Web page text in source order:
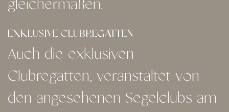
gleichermaßen.
EXKLUSIVE CLUBREGATTEN
Auch die exklusiven
Clubregatten, veranstaltet von
den angesehenen Segelclubs am